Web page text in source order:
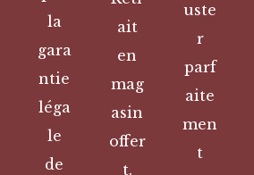
la
gara
ntie
léga
le
de
ait
en
mag
asin
offer
t.
uste
r
parf
aite
men
t